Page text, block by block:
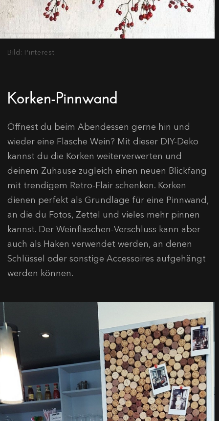
Bild: Pinterest
Korken-Pinnwand
Öffnest du beim Abendessen gerne hin und
wieder eine Flasche Wein? Mit dieser DIY-Deko
kannst du die Korken weiterverwerten und
deinem Zuhause zugleich einen neuen Blickfang
mit trendigem Retro-Flair schenken. Korken
dienen perfekt als Grundlage für eine Pinnwand,
an die du Fotos, Zettel und vieles mehr pinnen
kannst. Der Weinflaschen-Verschluss kann aber
auch als Haken verwendet werden, an denen
Schlüssel oder sonstige Accessoires aufgehängt
werden können.